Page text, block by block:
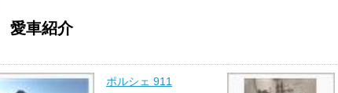
愛車紹介
ポルシェ 911